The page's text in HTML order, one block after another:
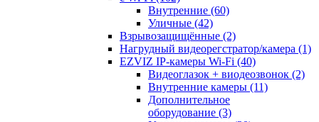
Внутренние (60)
Уличные (42)
Взрывозащищённые (2)
Нагрудный видеорегстратор/камера (1)
EZVIZ IP-камеры Wi-Fi (40)
Видеоглазок + виодеозвонок (2)
Внутренние камеры (11)
Дополнительное
оборудование (3)